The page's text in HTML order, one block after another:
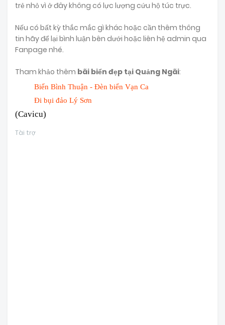
trẻ nhỏ vì ở đây không có lực lượng cứu hộ túc trực.
Nếu có bất kỳ thắc mắc gì khác hoặc cần thêm thông
tin hãy để lại bình luận bên dưới hoặc liên hệ admin qua
Fanpage nhé.
Tham khảo thêm bãi biển đẹp tại Quảng Ngãi:
Biển Bình Thuận - Đèn biển Vạn Ca
Đi bụi đảo Lý Sơn
(Cavicu)
Tài trợ